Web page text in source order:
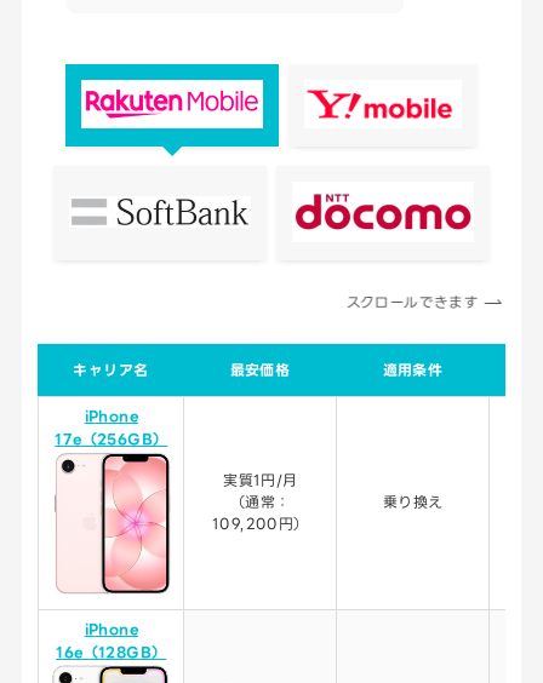
スクロールできます
キャリア名 最安価格 適用条件
iPhone
17e（256GB）
実質1円/月
（通常：
109,200円）
乗り換え
iPhone
16e（128GB）